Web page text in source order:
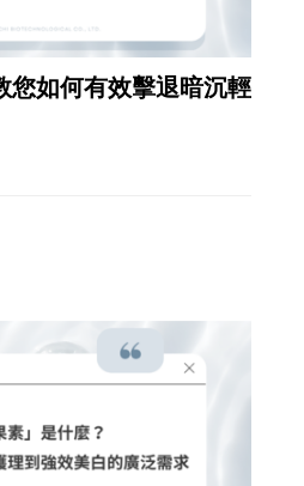
您如何有效擊退暗沉輕